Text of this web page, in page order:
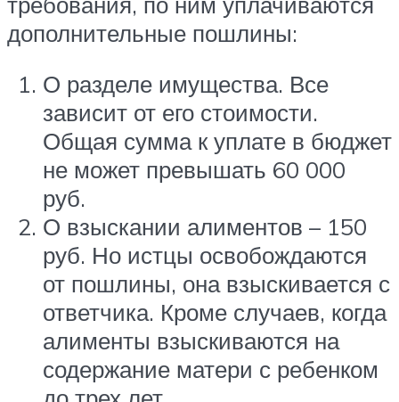
дополнительные пошлины:
О разделе имущества. Все
зависит от его стоимости.
Общая сумма к уплате в бюджет
не может превышать 60 000
руб.
О взыскании алиментов – 150
руб. Но истцы освобождаются
от пошлины, она взыскивается с
ответчика. Кроме случаев, когда
алименты взыскиваются на
содержание матери с ребенком